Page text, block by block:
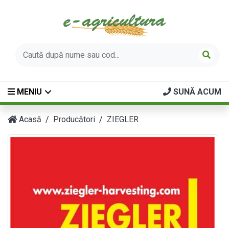
MENIU SUNĂ ACUM
Acasă Producători ZIEGLER